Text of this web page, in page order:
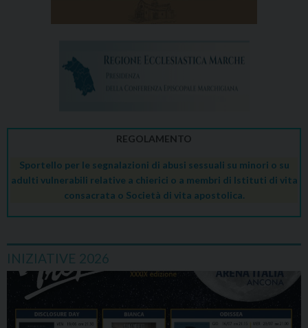
REGOLAMENTO
Sportello per le segnalazioni di abusi sessuali su minori o su
adulti vulnerabili relative a chierici o a membri di Istituti di vita
consacrata o Società di vita apostolica.
INIZIATIVE 2026